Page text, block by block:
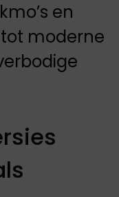
en
moderne